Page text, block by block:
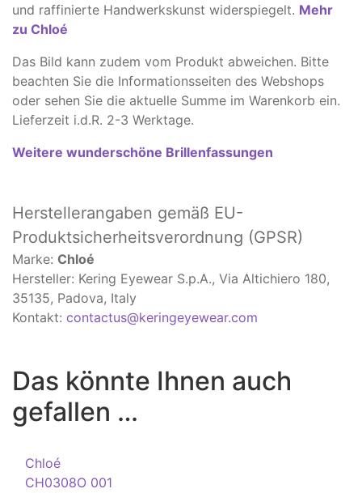
und raffinierte Handwerkskunst widerspiegelt. Mehr
zu Chloé
Das Bild kann zudem vom Produkt abweichen. ​Bitte
beachten Sie die Informationsseiten des Webshops
oder sehen Sie die aktuelle Summe im Warenkorb ein.
Lieferzeit i.d.R. 2-3 Werktage.
Weitere wunderschöne Brillenfassungen
Herstellerangaben gemäß EU-
Produktsicherheitsverordnung (GPSR)
Marke: Chloé
Hersteller: Kering Eyewear S.p.A., Via Altichiero 180,
35135, Padova, Italy
Kontakt: contactus@keringeyewear.com
Das könnte Ihnen auch
gefallen …
Chloé
CH0308O 001